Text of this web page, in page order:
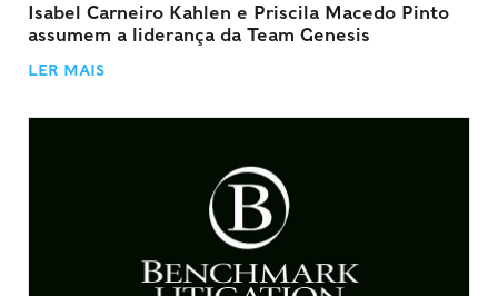
Isabel Carneiro Kahlen e Priscila Macedo Pinto
assumem a liderança da Team Genesis
LER MAIS